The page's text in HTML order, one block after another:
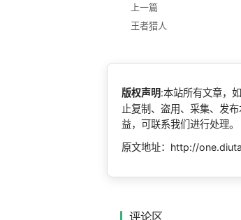
上一篇
王者猎人
版权声明:本站所有文章，
止复制、盗用、采集、发
益，可联系我们进行处理。
原文地址：http://
评论区